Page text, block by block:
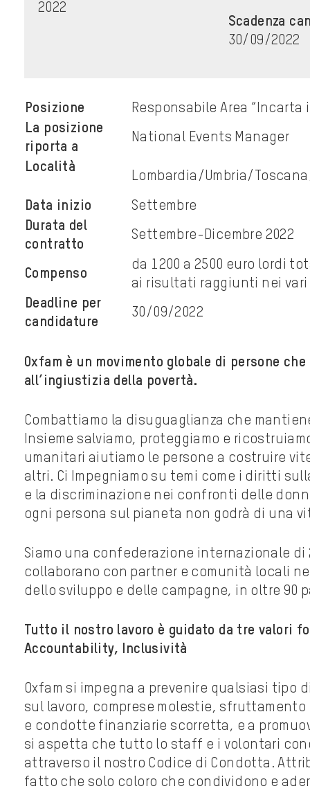
2022
Scadenza
30/09/2022
Posizione
Responsabile Area
La posizione
riporta a
National Events Manager
Località
Lombardia/Umbria/
Data inizio
Settembre
Durata del
contratto
Settembre-Dicembre 2022
Compenso
da 1200 a 2500 euro lordi
ai risultati raggiunti nei
Deadline per
candidature
30/09/2022
Oxfam è un movimento globale di persone
all’ingiustizia della povertà.
Combattiamo la disuguaglianza che
Insieme salviamo, proteggiamo e
umanitari aiutiamo le persone a costruire
altri. Ci Impegniamo su temi come i diritti
e la discriminazione nei confronti delle
ogni persona sul pianeta non godrà di una
Siamo una confederazione internazionale di
collaborano con partner e comunità locali
dello sviluppo e delle campagne, in oltre 90
Tutto il nostro lavoro è guidato da tre valori
Accountability, Inclusività
Oxfam si impegna a prevenire qualsiasi tipo
sul lavoro, comprese molestie,
e condotte finanziarie scorretta, e a
si aspetta che tutto lo staff e i volontari
attraverso il nostro Codice di Condotta.
fatto che solo coloro che condividono e